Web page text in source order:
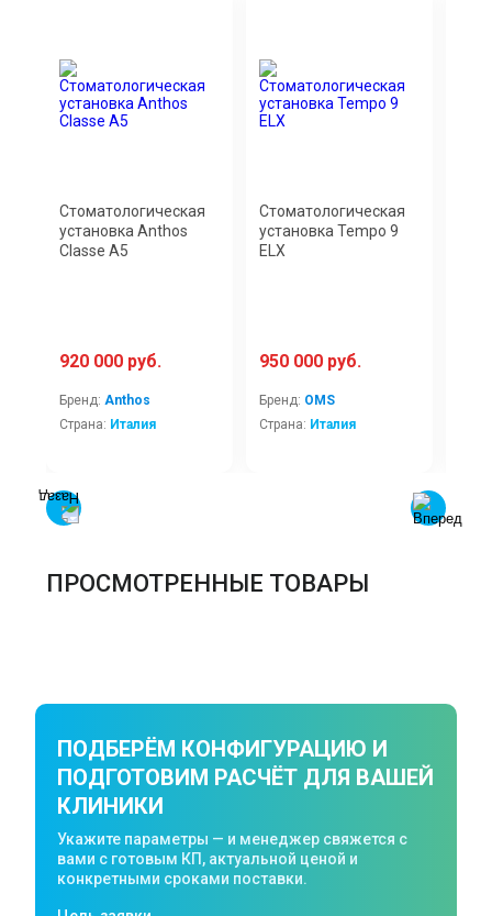
Стоматологическая
установка Anthos
Classe A5
920 000 руб.
Бренд: Anthos
Страна: Италия
Стоматологическая
установка Tempo 9
ELX
950 000 руб.
Бренд: OMS
Страна: Италия
ПРОСМОТРЕННЫЕ ТОВАРЫ
ПОДБЕРЁМ КОНФИГУРАЦИЮ И
ПОДГОТОВИМ РАСЧЁТ ДЛЯ ВАШЕЙ
КЛИНИКИ
Укажите параметры — и менеджер свяжется с
вами с готовым КП, актуальной ценой и
конкретными сроками поставки.